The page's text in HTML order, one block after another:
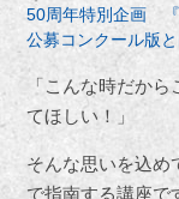
50周年特別企画 『
公募コンクール版
「こんな時だか
てほしい！」
そんな思いを込め
で指南する講座で